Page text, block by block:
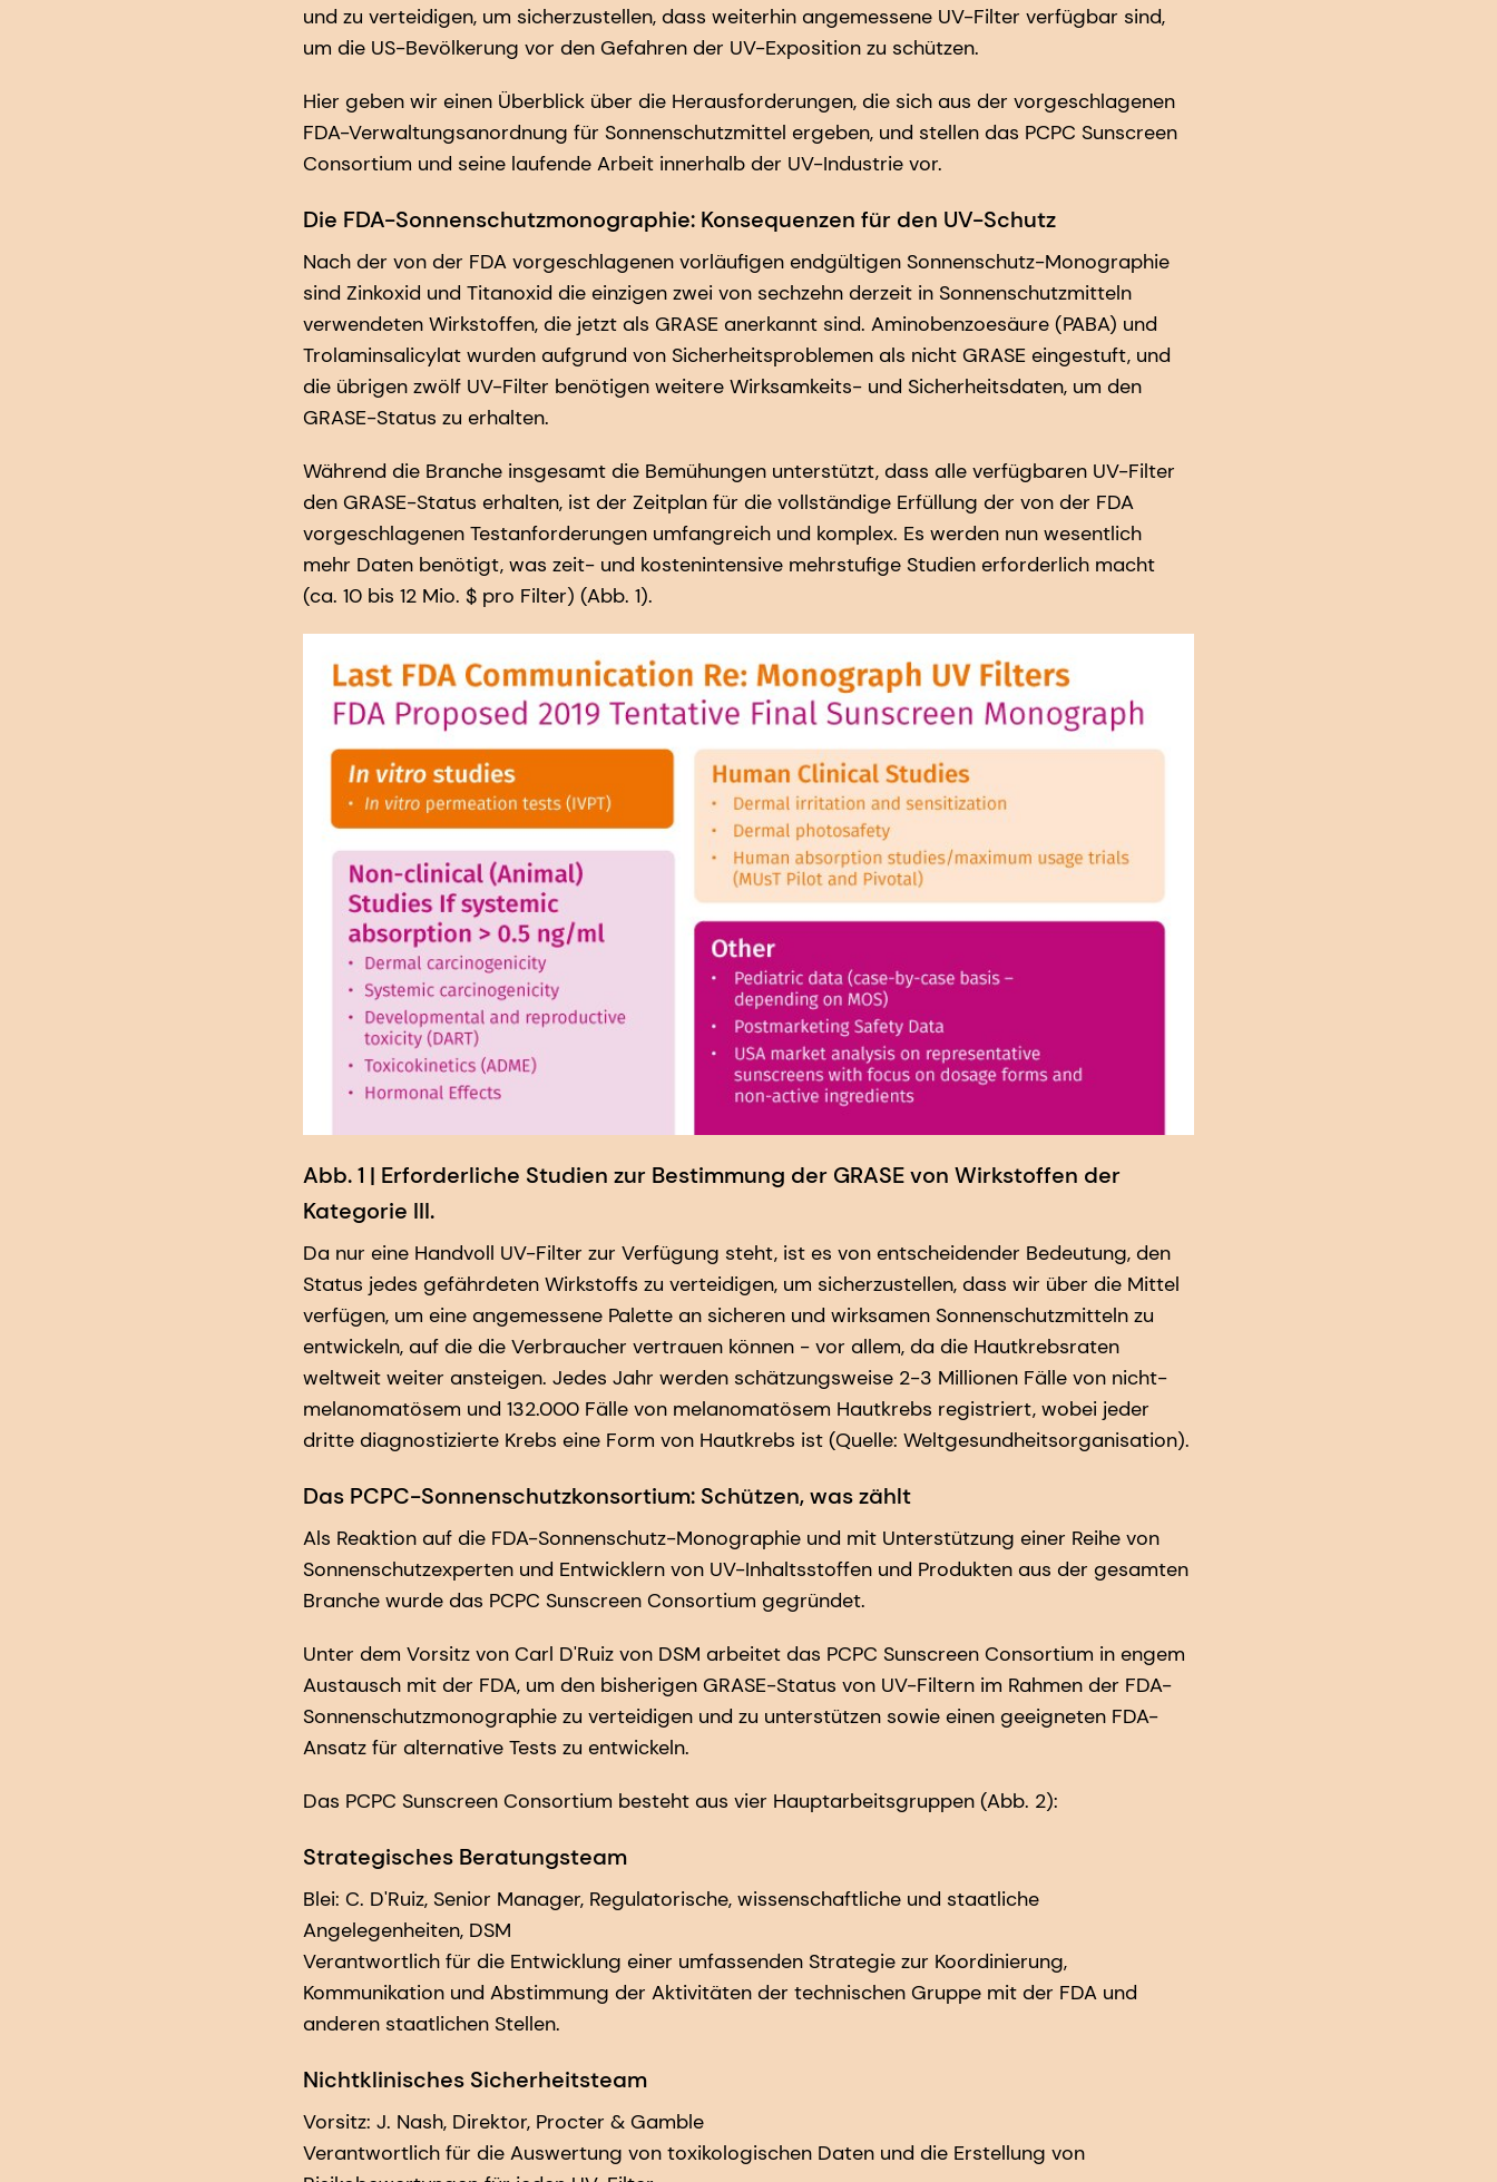
und zu verteidigen, um sicherzustellen, dass weiterhin angemessene UV-Filter verfügbar sind,
um die US-Bevölkerung vor den Gefahren der UV-Exposition zu schützen.
Hier geben wir einen Überblick über die Herausforderungen, die sich aus der vorgeschlagenen
FDA-Verwaltungsanordnung für Sonnenschutzmittel ergeben, und stellen das PCPC Sunscreen
Consortium und seine laufende Arbeit innerhalb der UV-Industrie vor.
Die FDA-Sonnenschutzmonographie: Konsequenzen für den UV-Schutz
Nach der von der FDA vorgeschlagenen vorläufigen endgültigen Sonnenschutz-Monographie
sind Zinkoxid und Titanoxid die einzigen zwei von sechzehn derzeit in Sonnenschutzmitteln
verwendeten Wirkstoffen, die jetzt als GRASE anerkannt sind. Aminobenzoesäure (PABA) und
Trolaminsalicylat wurden aufgrund von Sicherheitsproblemen als nicht GRASE eingestuft, und
die übrigen zwölf UV-Filter benötigen weitere Wirksamkeits- und Sicherheitsdaten, um den
GRASE-Status zu erhalten.
Während die Branche insgesamt die Bemühungen unterstützt, dass alle verfügbaren UV-Filter
den GRASE-Status erhalten, ist der Zeitplan für die vollständige Erfüllung der von der FDA
vorgeschlagenen Testanforderungen umfangreich und komplex. Es werden nun wesentlich
mehr Daten benötigt, was zeit- und kostenintensive mehrstufige Studien erforderlich macht
(ca. 10 bis 12 Mio. $ pro Filter) (Abb. 1).
Abb. 1 | Erforderliche Studien zur Bestimmung der GRASE von Wirkstoffen der
Kategorie III.
Da nur eine Handvoll UV-Filter zur Verfügung steht, ist es von entscheidender Bedeutung, den
Status jedes gefährdeten Wirkstoffs zu verteidigen, um sicherzustellen, dass wir über die Mittel
verfügen, um eine angemessene Palette an sicheren und wirksamen Sonnenschutzmitteln zu
entwickeln, auf die die Verbraucher vertrauen können - vor allem, da die Hautkrebsraten
weltweit weiter ansteigen. Jedes Jahr werden schätzungsweise 2-3 Millionen Fälle von nicht-
melanomatösem und 132.000 Fälle von melanomatösem Hautkrebs registriert, wobei jeder
dritte diagnostizierte Krebs eine Form von Hautkrebs ist (Quelle: Weltgesundheitsorganisation).
Das PCPC-Sonnenschutzkonsortium: Schützen, was zählt
Als Reaktion auf die FDA-Sonnenschutz-Monographie und mit Unterstützung einer Reihe von
Sonnenschutzexperten und Entwicklern von UV-Inhaltsstoffen und Produkten aus der gesamten
Branche wurde das PCPC Sunscreen Consortium gegründet.
Unter dem Vorsitz von Carl D'Ruiz von DSM arbeitet das PCPC Sunscreen Consortium in engem
Austausch mit der FDA, um den bisherigen GRASE-Status von UV-Filtern im Rahmen der FDA-
Sonnenschutzmonographie zu verteidigen und zu unterstützen sowie einen geeigneten FDA-
Ansatz für alternative Tests zu entwickeln.
Das PCPC Sunscreen Consortium besteht aus vier Hauptarbeitsgruppen (Abb. 2):
Strategisches Beratungsteam
Blei: C. D'Ruiz, Senior Manager, Regulatorische, wissenschaftliche und staatliche
Angelegenheiten, DSM
Verantwortlich für die Entwicklung einer umfassenden Strategie zur Koordinierung,
Kommunikation und Abstimmung der Aktivitäten der technischen Gruppe mit der FDA und
anderen staatlichen Stellen.
Nichtklinisches Sicherheitsteam
Vorsitz: J. Nash, Direktor, Procter & Gamble
Verantwortlich für die Auswertung von toxikologischen Daten und die Erstellung von